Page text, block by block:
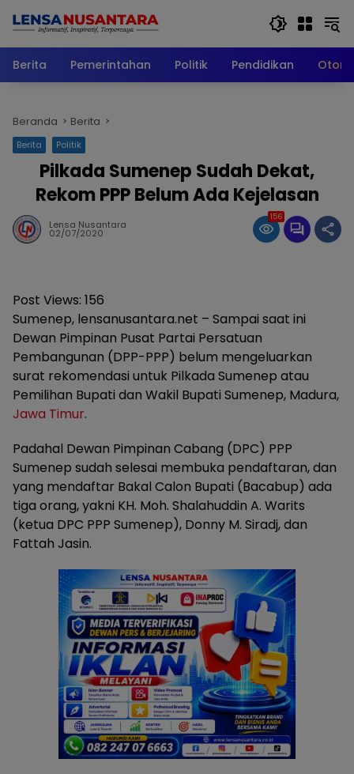
Berita
Pemerintahan Politik Pendidikan
Beranda Berita
Berita Politik
Pilkada Sumenep Sudah Dekat,
Rekom PPP Belum Ada Kejelasan
Lensa Nusantara
02/07/2020
156
Post Views: 156
Sumenep, lensanusantara.net – Sampai saat ini
Dewan Pimpinan Pusat Partai Persatuan
Pembangunan (DPP-PPP) belum mengeluarkan
surat rekomendasi untuk Pilkada Sumenep atau
Pemilihan Bupati dan Wakil Bupati Sumenep, Madura,
Jawa Timur.
Padahal Dewan Pimpinan Cabang (DPC) PPP
Sumenep sudah selesai membuka pendaftaran, dan
yang mendaftar Bakal Calon Bupati (Bacabup) ada
tiga orang, yakni KH. Moh. Shalahuddin A. Warits
(ketua DPC PPP Sumenep), Donny M. Siradj, dan
Fattah Jasin.